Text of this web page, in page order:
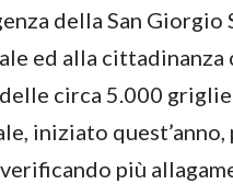
della San
ed alla
circa 5.000
iniziato
più